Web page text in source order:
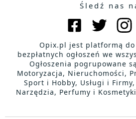
Śledź nas
Opix.pl jest platformą
bezpłatnych ogłoszeń we
Ogłoszenia pogrupowane
Motoryzacja, Nieruchomości,
Sport i Hobby, Usługi i
Narzędzia, Perfumy i